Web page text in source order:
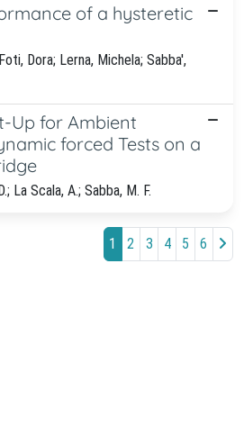
of a hysteretic
Dora; Lerna, Michela; Sabba',
Up for Ambient
forced Tests on a
La Scala, A.; Sabba, M. F.
1 2 3 4 5 6